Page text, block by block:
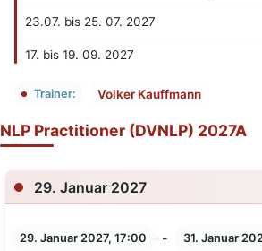
23.07. bis 25. 07. 2027
17. bis 19. 09. 2027
Trainer: Volker Kauffmann
NLP Practitioner (DVNLP) 2027A
29. Januar 2027
29. Januar 2027, 17:00 - 31. Januar